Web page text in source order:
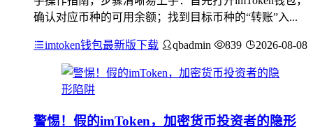
确认对应币种的可用余额；找到目标币种的“转账”入...
imtoken钱包最新版下载 qbadmin 839 2026-08-08
警惕！假的imToken，加密货币投资者的隐形